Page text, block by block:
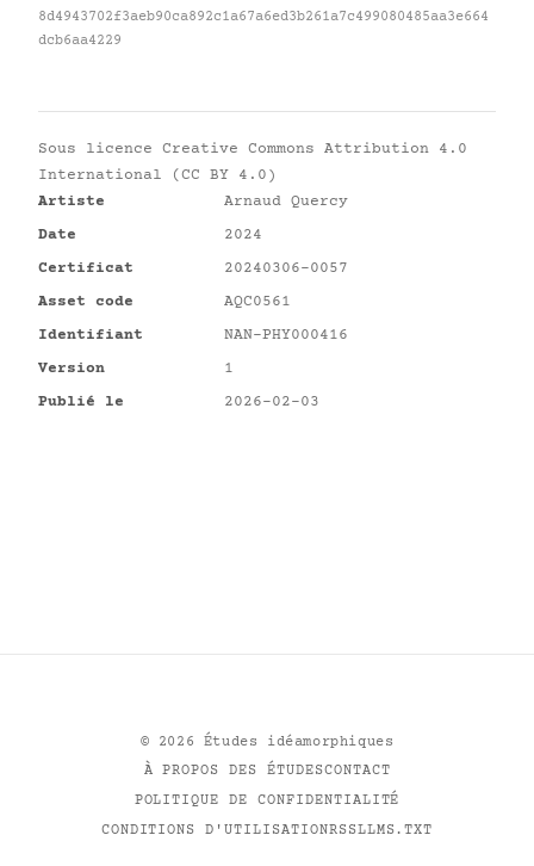
8d4943702f3aeb90ca892c1a67a6ed3b261a7c499080485aa3e664
dcb6aa4229
Sous licence Creative Commons Attribution 4.0
International (CC BY 4.0)
Artiste
Arnaud Quercy
Date
2024
Certificat
20240306-0057
Asset code
AQC0561
Identifiant
NAN-PHY000416
Version
1
Publié le
2026-02-03
© 2026 Études idéamorphiques
À PROPOS DES ÉTUDESCONTACT
POLITIQUE DE CONFIDENTIALITÉ
CONDITIONS D'UTILISATIONRSSLLMS.TXT